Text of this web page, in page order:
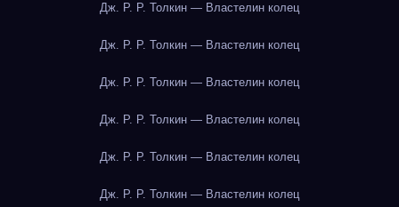
Дж. Р. Р. Толкин — Властелин колец
Дж. Р. Р. Толкин — Властелин колец
Дж. Р. Р. Толкин — Властелин колец
Дж. Р. Р. Толкин — Властелин колец
Дж. Р. Р. Толкин — Властелин колец
Дж. Р. Р. Толкин — Властелин колец